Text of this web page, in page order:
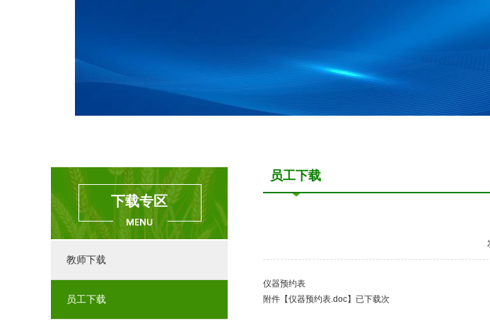
下载专区
教师下载
员工下载
员工下载
仪器预约表
附件【仪器预约表.doc】已下载次